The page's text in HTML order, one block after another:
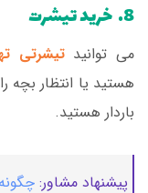
8. خرید تیشرت
می توانید تیشرتی
هستید یا انتظار بچه
باردار هستید.
پیشنهاد مشاور: